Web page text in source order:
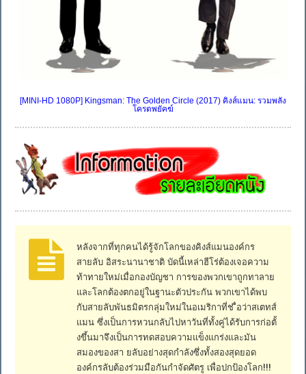
[MINI-HD 1080P] Kingsman: The Golden Circle (2017) คิงส์แมน: รวมพลัง
โครตพยัคฆ์
หลังจากที่ทุกคนได้รู้จักโลกของคิงส์แมนองค์กร
สายลับ อิสระนานาชาติ บัดนี้เหล่าฮีโร่ต้องเจอความ
ท้าทายใหม่เมื่อกองบัญชา การของพวกเขาถูกทาลาย
และโลกต้องตกอยู่ในฐานะตัวประกัน พวกเขาได้พบ
กับสายลับพันธมิตรกลุ่มใหม่ในอเมริกาที่ช ื่อว่าสเตทส์
แมน ซึ่งเป็นการหวนกลับไปหาวันที่ทั้งคู่ได้รับการก่อตั้
งขึ้นมาจึงเป็นการทดสอบความแข็งแกร่งและมัน
สมองของสา ยลับอย่างสุดกำลังซึ่งทั้งสองสุดยอด
องค์กรลับต้องร่วมมือกันกำจัดศัตรู เพื่อปกป้องโลก!!!